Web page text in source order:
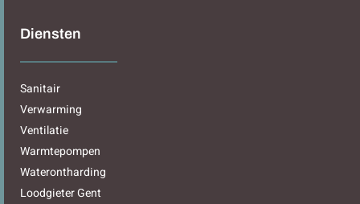
Diensten
Sanitair
Verwarming
Ventilatie
Warmtepompen
Waterontharding
Loodgieter Gent